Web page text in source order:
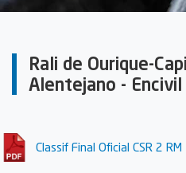
Rali de Ourique-
Alentejano - Encivil
Classif Final Oficial CSR 2 RM